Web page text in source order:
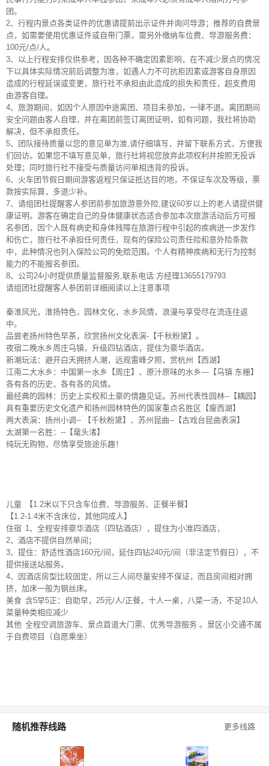
团。
2、行程内景点各类证件的优惠请提前出示证件并询问导游；推荐的自费景
点，如需要使用优惠证件或自带门票，需另外缴纳车位费、导游服务费：
100元/点/人。
3、以上行程安排仅供参考，因各种不确定因素影响，在不减少景点的情况
下以具体实际情况前后调整为准，如遇人力不可抗拒因素或游客自身原因
造成的行程延误或变更，旅行社不承担由此造成的损失和责任，超支费用
由游客自理。
4、旅游期间，如因个人原因中途离团、项目未参加，一律不退。离团期间
安全问题由客人自理，并在离团前签订离团证明，如有问题，我社将协助
解决，但不承担责任。
5、团队接待质量以您的意见单为准,请仔细填写，并留下联系方式，方便我
们回访。如果您不填写意见单，旅行社将视您放弃此项权利并按照无投诉
处理；同时旅行社不接受与质量访问单相违背的投诉。
6、火车团节假日期间游客返程只保证抵达目的地，不保证车次及等级，票
款按实际算，多退少补。
7、请组团社提醒客人参团前参加旅游意外险,建议60岁以上的老人请提供健
康证明。游客在确定自己的身体健康状态适合参加本次旅游活动后方可报
名参团，因个人既有病史和身体残障在旅游行程中引起的疾病进一步发作
和伤亡，旅行社不承担任何责任，现有的保险公司责任险和意外险条款
中，此种情况也列入保险公司的免赔范围。个人有精神疾病和无行为控制
能力的不能报名参团。
8、公司24小时提供质量监督服务,联系电话:方经理13655179793
请组团社提醒客人参团前详细阅读以上注意事项
秦淮风光，淮扬特色，园林文化，水乡风情，浪漫与享受尽在流连往返
中。
品尝老扬州特色早茶，欣赏扬州文化表演-【千秋粉黛】。
夜宿二晚水乡周庄乌镇，升级四钻酒店，提住为豪华酒店。
新潮玩法：避开白天拥挤人潮，远观雷峰夕照，赏杭州【西湖】
江南二大水乡：中国第一水乡【周庄】、原汁原味的水乡—【乌镇.东栅】
各有各的历史，各有各的风情。
最经典的园林：历史上实权和土豪的情趣见证。苏州代表性园林--【耦园】
具有重要历史文化遗产和扬州园林特色的国家重点名胜区【瘦西湖】
两大表演：扬州小调-- 【千秋粉黛】、苏州昆曲--【古戏台昆曲表演】
太湖第一名胜：--【鼋头渚】
纯玩无购物，尽情享受旅途乐趣！
儿童
【1.2米以下只含车位费、导游服务、正餐半餐】
【1.2-1.4米不含床位，其他同成人】
住宿 1、全程安排豪华酒店（四钻酒店），提住为小准四酒店，
2、酒店不提供自然单间；
3、提住：舒适性酒店160元/间，延住四钻240元/间（非法定节假日），不
提供接送站服务。
4、因酒店房型比较固定，所以三人间尽量安排不保证，而且房间相对拥
挤，加床一般为钢丝床。
美食 含5早5正：自助早，25元/人/正餐，十人一桌，八菜一汤，不足10人
菜量种类相应减少
其他 全程空调旅游车、景点首道大门票、优秀导游服务 。景区小交通不属
于自费项目（自愿乘坐）
更多线路
随机推荐线路